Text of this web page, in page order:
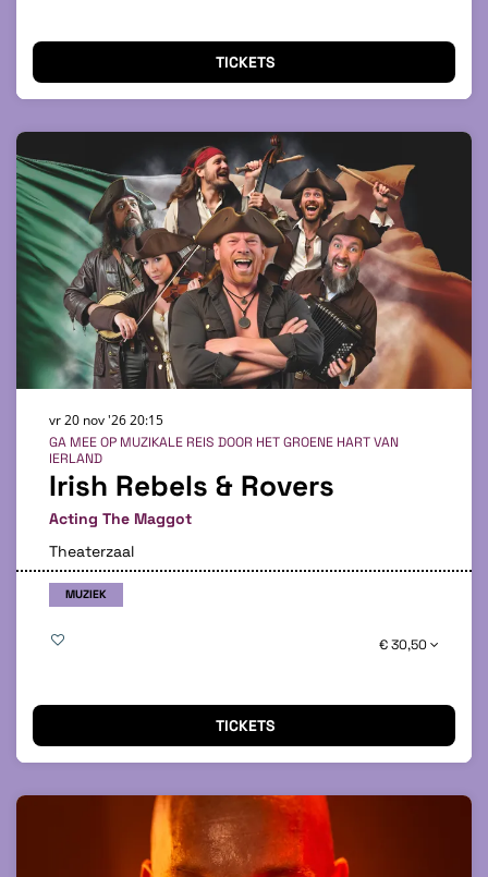
TICKETS
Irish Rebels & Rovers
Acting The Maggot
GA MEE OP MUZIKALE REIS DOOR HET GROENE HART VAN
IERLAND
vr 20 nov '2620:15
Theaterzaal
MUZIEK
€ 30,50
TICKETS